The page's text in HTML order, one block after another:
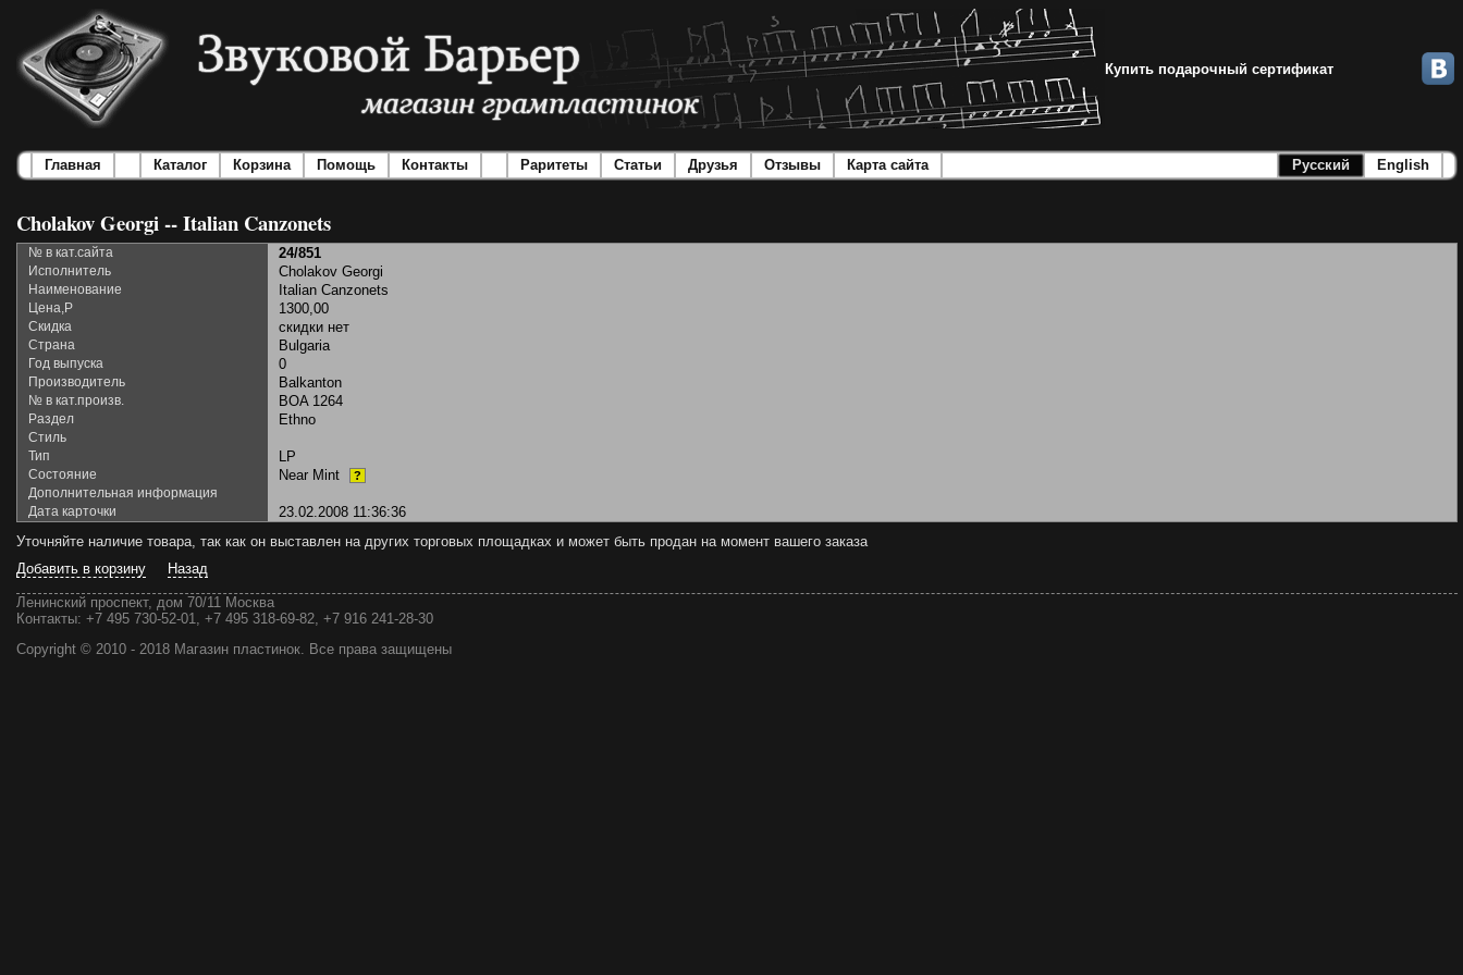
Купить подарочный сертификат
Главная Каталог Корзина Помощь Контакты Раритеты Статьи Друзья Отзывы Карта сайта Русский English
Cholakov Georgi -- Italian Canzonets
№ в кат.сайта 24/851
Исполнитель Cholakov Georgi
Наименование Italian Canzonets
Цена,Р 1300,00
Скидка скидки нет
Страна Bulgaria
Год выпуска 0
Производитель Balkanton
№ в кат.произв. BOA 1264
Раздел Ethno
Стиль
Тип
LP
Состояние Near Mint ?
Дополнительная информация
Дата карточки
23.02.2008 11:36:36
Уточняйте наличие товара, так как он выставлен на других торговых площадках и может быть продан на момент вашего заказа
Добавить в корзину
Назад
Ленинский проспект, дом 70/11 Москва
Контакты: +7 495 730-52-01, +7 495 318-69-82, +7 916 241-28-30
Copyright © 2010 - 2018 Магазин пластинок. Все права защищены